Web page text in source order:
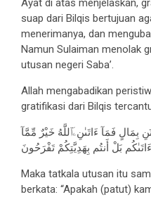
Ayat di atas menjelaskan,
suap dari Bilqis bertujuan
menerimanya, dan
Namun Sulaiman menolak
utusan negeri Saba’.
Allah mengabadikan
gratifikasi dari Bilqis
بِمَالٍ فَمَآ ءَاتَىٰنِۦَٱللَّهُ خَيْرٌ مِّمَّآ
ءَاتَىٰكُم بَلْ أَنتُم بِهَدِيَّتِكُمْ تَفْرَحُونَ
Maka tatkala utusan itu
berkata: “Apakah (patut)